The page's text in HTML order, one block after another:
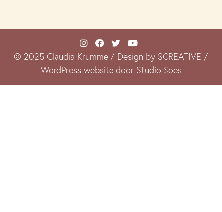
© 2025 Claudia Krumme / Design by SCREATIVE /
WordPress website door Studio Soes